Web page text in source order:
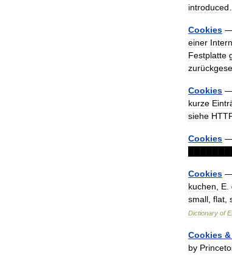
introduced
Cookies
einer
Festplatte
Cookies
kurze
siehe
Cookies
Cookies
kuchen
E
small flat
Dictionary of
Cookies &
by